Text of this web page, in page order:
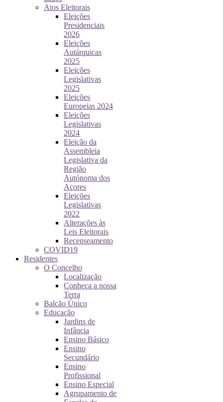
Atos Eleitorais
Eleições
Presidenciais
2026
Eleições
Autárquicas
2025
Eleições
Legislativas
2025
Eleições
Europeias 2024
Eleições
Legislativas
2024
Eleição da
Assembleia
Legislativa da
Região
Autónoma dos
Açores
Eleições
Legislativas
2022
Alterações às
Leis Eleitorais
Recenseamento
COVID19
Residentes
O Concelho
Localização
Conheça a nossa
Terra
Balcão Único
Educação
Jardins de
Infância
Ensino Básico
Ensino
Secundário
Ensino
Profissional
Ensino Especial
Agrupamento de